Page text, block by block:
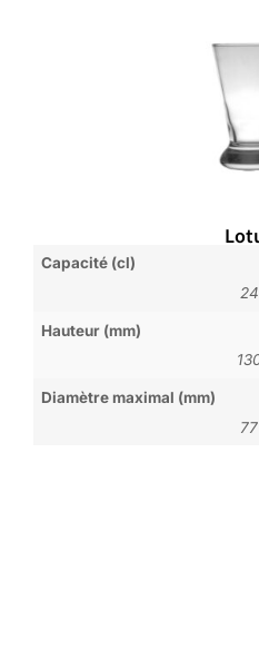
Capacité (cl)
24
Hauteur (mm)
Diamètre maximal (mm)
77